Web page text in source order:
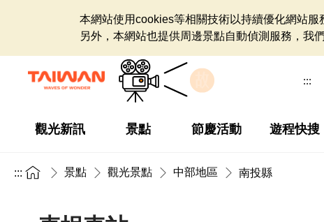
本網站使用cookies等相關技術以持續優化網站
另外，本網站也提供周邊景點自動偵測服務，我
:::
觀光新訊 景點 節慶活動 遊程快搜
::: 景點 觀光景點 中部地區 南投縣